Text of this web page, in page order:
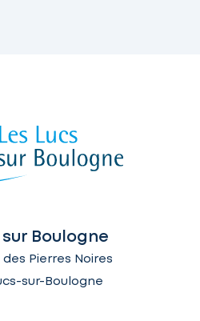
sur Boulogne
des Pierres Noires
sur-Boulogne